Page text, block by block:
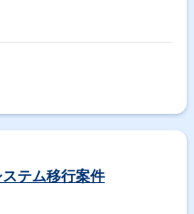
ステム移行案件